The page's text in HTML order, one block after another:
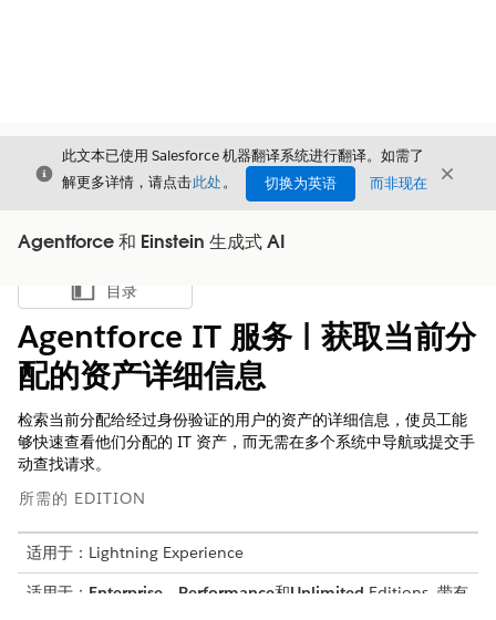
关闭
此文本已使用 Salesforce 机器翻译系统进行翻译。如需了
解更多详情，请点击此处。 切换为英语 而非现在 关闭
Agentforce 和 Einstein 生成式 AI
显示目录
目录
Agentforce IT 服务 | 获取当前分
配的资产详细信息
检索当前分配给经过身份验证的用户的资产的详细信息，使员工能
够快速查看他们分配的 IT 资产，而无需在多个系统中导航或提交手
动查找请求。
所需的 EDITION
适用于：Lightning Experience
适用于： Enterprise Performance和Unlimited Editions, 带有